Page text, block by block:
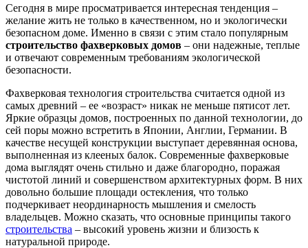
Сегодня в мире просматривается интересная тенденция –
желание жить не только в качественном, но и экологически
безопасном доме. Именно в связи с этим стало популярным
строительство фахверковых домов – они надежные, теплые
и отвечают современным требованиям экологической
безопасности.
Фахверковая технология строительства считается одной из
самых древний – ее «возраст» никак не меньше пятисот лет.
Яркие образцы домов, построенных по данной технологии, до
сей поры можно встретить в Японии, Англии, Германии. В
качестве несущей конструкции выступает деревянная основа,
выполненная из клееных балок. Современные фахверковые
дома выглядят очень стильно и даже благородно, поражая
чистотой линий и совершенством архитектурных форм. В них
довольно большие площади остекления, что только
подчеркивает неординарность мышления и смелость
владельцев. Можно сказать, что основные принципы такого
строительства – высокий уровень жизни и близость к
натуральной природе.